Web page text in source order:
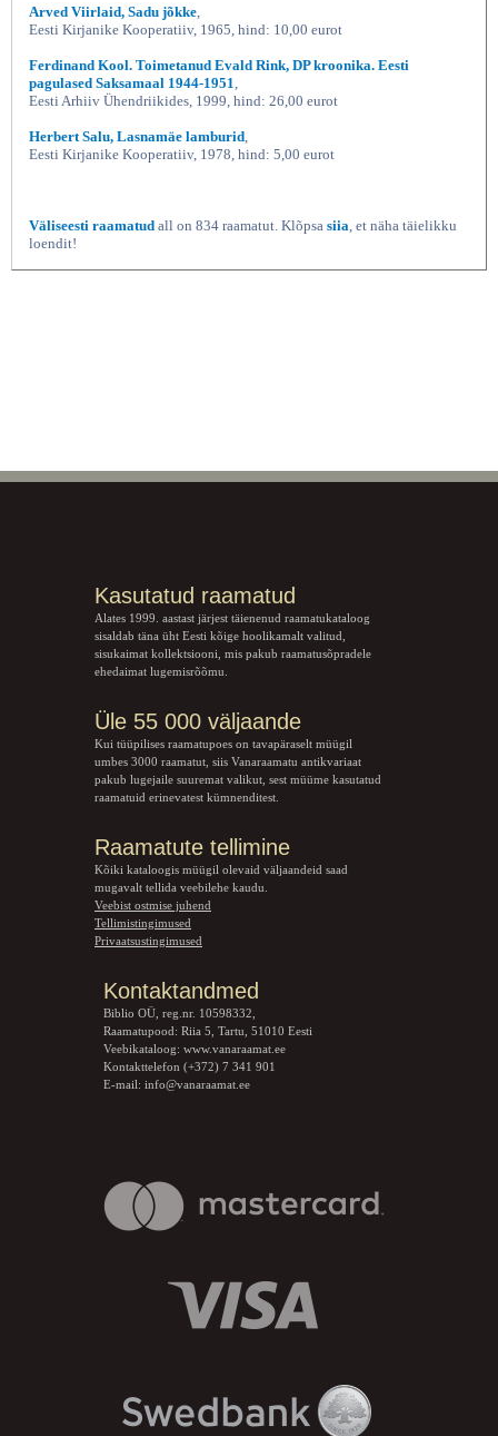
Arved Viirlaid, Sadu jõkke
Eesti Kirjanike Kooperatiiv, 1965, hind: 10,00 eurot
Ferdinand Kool. Toimetanud Evald Rink, DP kroonika. Eesti
pagulased Saksamaal 1944-1951
Eesti Arhiiv Ühendriikides, 1999, hind: 26,00 eurot
Herbert Salu, Lasnamäe lamburid
Eesti Kirjanike Kooperatiiv, 1978, hind: 5,00 eurot
Väliseesti raamatud all on 834 raamatut. Klõpsa siia , et näha täielikku
loendit!
Kasutatud raamatud
Alates 1999. aastast järjest täienenud raamatukataloog
sisaldab täna üht Eesti kõige hoolikamalt valitud,
sisukaimat kollektsiooni, mis pakub raamatusõpradele
ehedaimat lugemisrõõmu.
Üle 55 000 väljaande
Kui tüüpilises raamatupoes on tavapäraselt müügil
umbes 3000 raamatut, siis Vanaraamatu antikvariaat
pakub lugejaile suuremat valikut, sest müüme kasutatud
raamatuid erinevatest kümnenditest.
Raamatute tellimine
Kõiki kataloogis müügil olevaid väljaandeid saad
mugavalt tellida veebilehe kaudu.
Veebist ostmise juhend
Tellimistingimused
Privaatsustingimused
Kontaktandmed
Biblio OÜ, reg.nr. 10598332,
Raamatupood: Riia 5, Tartu, 51010 Eesti
Veebikataloog: www.vanaraamat.ee
Kontakttelefon (+372) 7 341 901
E-mail: info@vanaraamat.ee